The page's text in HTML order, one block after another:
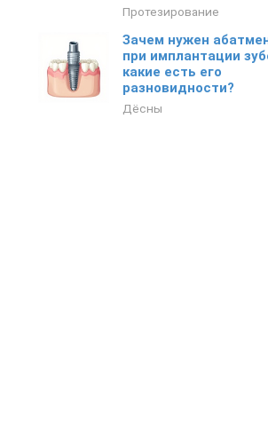
Протезирование
Зачем нужен
при имплантации
какие есть его
разновидности?
Дёсны